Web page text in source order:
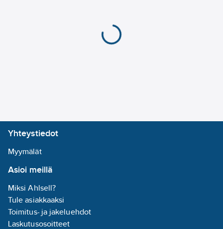
Yhteystiedot
Myymälät
Asioi meillä
Miksi Ahlsell?
Tule asiakkaaksi
Toimitus- ja jakeluehdot
Laskutusosoitteet